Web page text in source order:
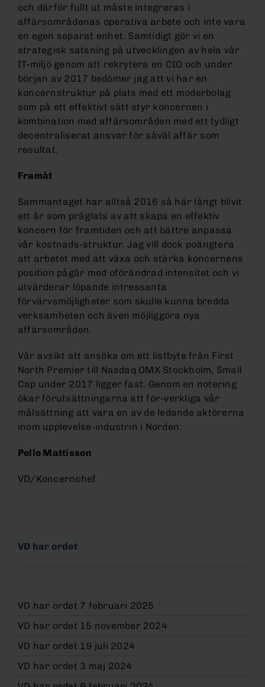
och därför fullt ut måste integreras i
affärsområdenas operativa arbete och inte vara
en egen separat enhet. Samtidigt gör vi en
strategisk satsning på utvecklingen av hela vår
IT-miljö genom att rekrytera en CIO och under
början av 2017 bedömer jag att vi har en
koncernstruktur på plats med ett moderbolag
som på ett effektivt sätt styr koncernen i
kombination med affärsområden med ett tydligt
decentraliserat ansvar för såväl affär som
resultat.
Framåt
Sammantaget har alltså 2016 så här långt blivit
ett år som präglats av att skapa en effektiv
koncern för framtiden och att bättre anpassa
vår kostnads-struktur. Jag vill dock poängtera
att arbetet med att växa och stärka koncernens
position pågår med oförändrad intensitet och vi
utvärderar löpande intressanta
förvärvsmöjligheter som skulle kunna bredda
verksamheten och även möjliggöra nya
affärsområden.
Vår avsikt att ansöka om ett listbyte från First
North Premier till Nasdaq OMX Stockholm, Small
Cap under 2017 ligger fast. Genom en notering
ökar förutsättningarna att för-verkliga vår
målsättning att vara en av de ledande aktörerna
inom upplevelse-industrin i Norden.
Pelle Mattisson
VD/Koncernchef
VD har ordet
VD har ordet 7 februari 2025
VD har ordet 15 november 2024
VD har ordet 19 juli 2024
VD har ordet 3 maj 2024